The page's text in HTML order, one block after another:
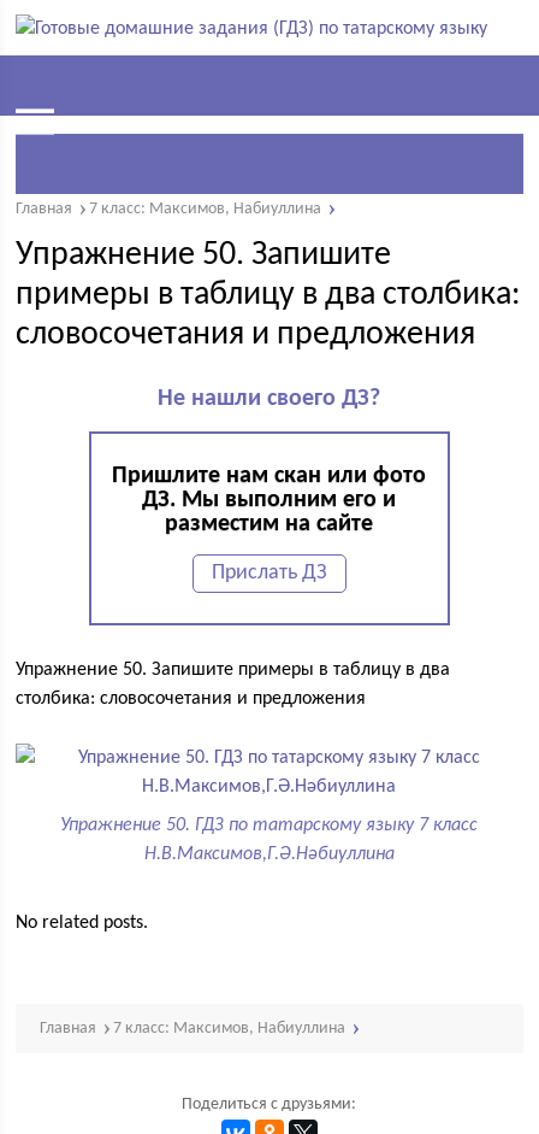
Главная 7 класс: Максимов, Набиуллина
Упражнение 50. Запишите
примеры в таблицу в два столбика:
словосочетания и предложения
Не нашли своего ДЗ?
Пришлите нам скан или фото
ДЗ. Мы выполним его и
разместим на сайте
Прислать ДЗ
Упражнение 50. Запишите примеры в таблицу в два
столбика: словосочетания и предложения
Упражнение 50. ГДЗ по татарскому языку 7 класс
Н.В.Максимов,Г.Ә.Нәбиуллина
No related posts.
Главная 7 класс: Максимов, Набиуллина
Поделиться с друзьями: